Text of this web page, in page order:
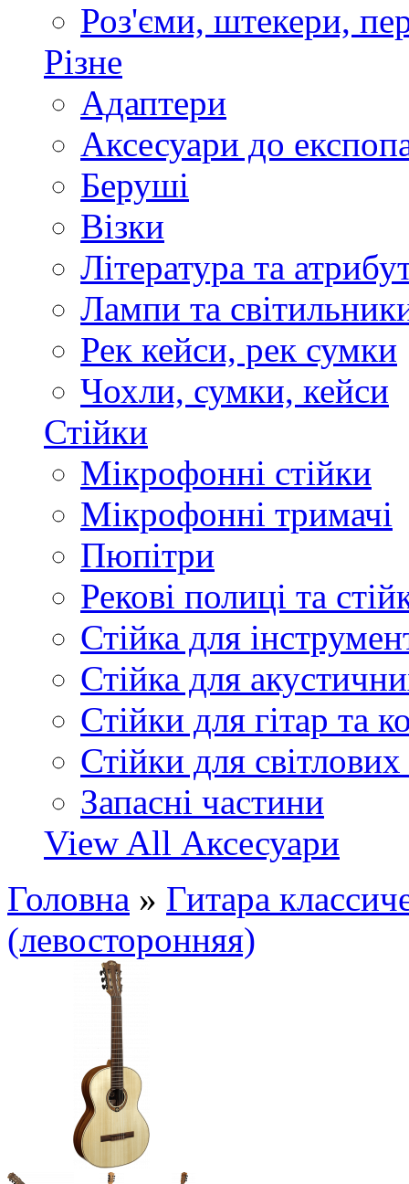
Роз'єми, штекери,
Різне
Адаптери
Аксесуари до
Беруші
Візки
Література та
Лампи та
Рек кейси, рек сумки
Чохли, сумки, кейси
Стійки
Мікрофонні стійки
Мікрофонні тримачі
Пюпітри
Рекові полиці та
Стійка для
Стійка для
Стійки для гітар та
Стійки для
Запасні частини
View All Аксесуари
Головна » Гитара
(левосторонняя)